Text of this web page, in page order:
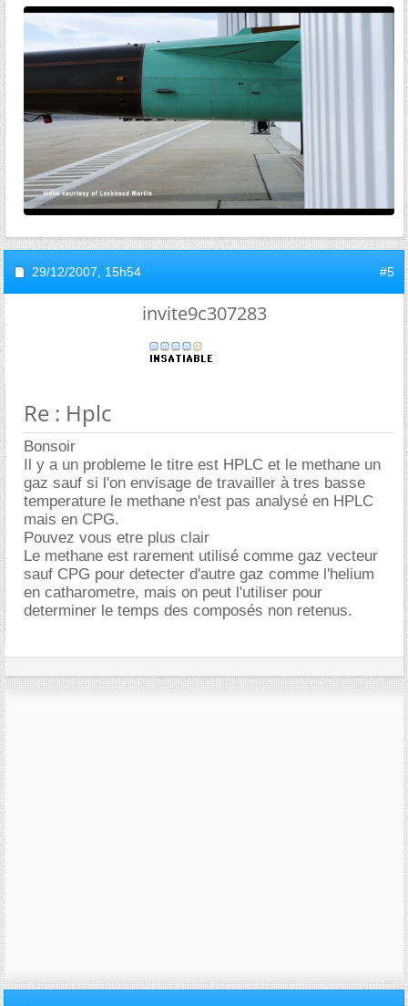
29/12/2007, 15h54 #5
invite9c307283
Re : Hplc
Bonsoir
Il y a un probleme le titre est HPLC et le methane un
gaz sauf si l'on envisage de travailler à tres basse
temperature le methane n'est pas analysé en HPLC
mais en CPG.
Pouvez vous etre plus clair
Le methane est rarement utilisé comme gaz vecteur
sauf CPG pour detecter d'autre gaz comme l'helium
en catharometre, mais on peut l'utiliser pour
determiner le temps des composés non retenus.